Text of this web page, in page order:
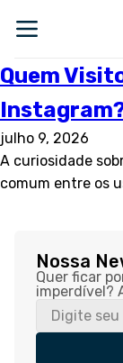
Quem
julho 9, 2026
A curiosidade
comum entre os
Nossa
Quer ficar
imperdível?